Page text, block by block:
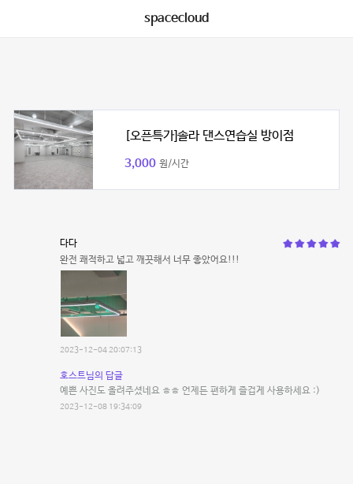
spacecloud
[오픈특가]솔라 댄스연습실 방이점
3,000 원/시간
다다
완전 쾌적하고 넓고 깨끗해서 너무 좋았어요!!!
2023-12-04 20:07:13
호스트님의 답글
예쁜 사진도 올려주셨네요 ㅎㅎ 언제든 편하게 즐겁게 사용하세요 :)
2023-12-08 19:34:09